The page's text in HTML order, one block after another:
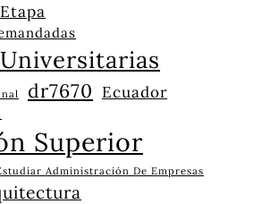
dr7670 Ecuador
Superior
Administración De Empresas